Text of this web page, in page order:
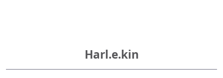
Harl.e.kin